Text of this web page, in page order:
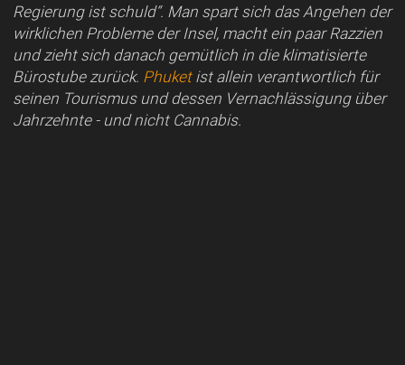
Regierung ist schuld“. Man spart sich das Angehen der
wirklichen Probleme der Insel, macht ein paar Razzien
und zieht sich danach gemütlich in die klimatisierte
Bürostube zurück. Phuketist allein verantwortlich für
seinen Tourismus und dessen Vernachlässigung über
Jahrzehnte - und nicht Cannabis.